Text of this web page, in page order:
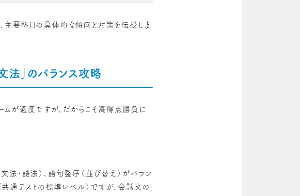
主要科目の具体的な傾向と対策を伝授しま
法」のバランス攻略
が適度ですが、だからこそ高得点勝負に
法・語法）、語句整序（並び替え）がバラン
通テストの標準レベル）ですが、会話文の